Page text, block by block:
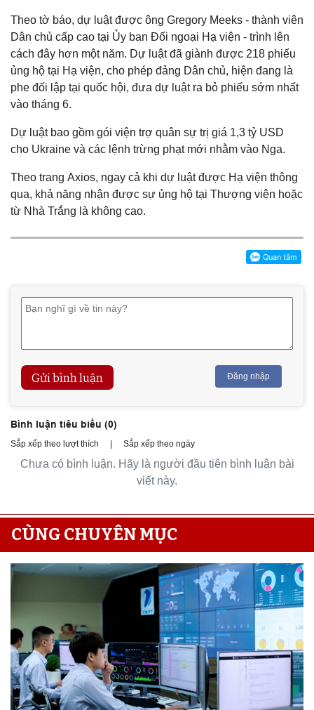
Theo tờ báo, dự luật được ông Gregory Meeks - thành viên
Dân chủ cấp cao tại Ủy ban Đối ngoại Hạ viện - trình lên
cách đây hơn một năm. Dự luật đã giành được 218 phiếu
ủng hộ tại Hạ viện, cho phép đảng Dân chủ, hiện đang là
phe đối lập tại quốc hội, đưa dự luật ra bỏ phiếu sớm nhất
vào tháng 6.
Dự luật bao gồm gói viện trợ quân sự trị giá 1,3 tỷ USD
cho Ukraine và các lệnh trừng phạt mới nhằm vào Nga.
Theo trang Axios, ngay cả khi dự luật được Hạ viện thông
qua, khả năng nhận được sự ủng hộ tại Thượng viện hoặc
từ Nhà Trắng là không cao.
Gửi bình luận Đăng nhập
Bình luận tiêu biểu (0)
Sắp xếp theo lượt thích | Sắp xếp theo ngày
Chưa có bình luận. Hãy là người đầu tiên bình luận bài
viết này.
CÙNG CHUYÊN MỤC